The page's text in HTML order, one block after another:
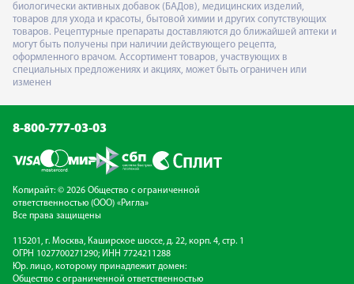
биологически активных добавок (БАДов), медицинских изделий,
товаров для ухода и красоты, бытовой химии и других сопутствующих
товаров. Рецептурные препараты доставляются до ближайшей аптеки и
могут быть получены при наличии действующего рецепта,
оформленного врачом. Ассортимент товаров, участвующих в
специальных предложениях и акциях, может быть ограничен или
изменен
8-800-777-03-03
Копирайт: © 2026 Общество с ограниченной
ответственностью (ООО) «Ригла»
Все права защищены
115201, г. Москва, Каширское шоссе, д. 22, корп. 4, стр. 1
ОГРН 1027700271290; ИНН 7724211288
Юр. лицо, которому принадлежит домен:
Общество с ограниченной ответственностью